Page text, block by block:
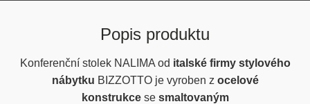
Popis produktu
Konferenční stolek NALIMA od italské firmy stylového
nábytku BIZZOTTO je vyroben z ocelové
konstrukce se smaltovaným